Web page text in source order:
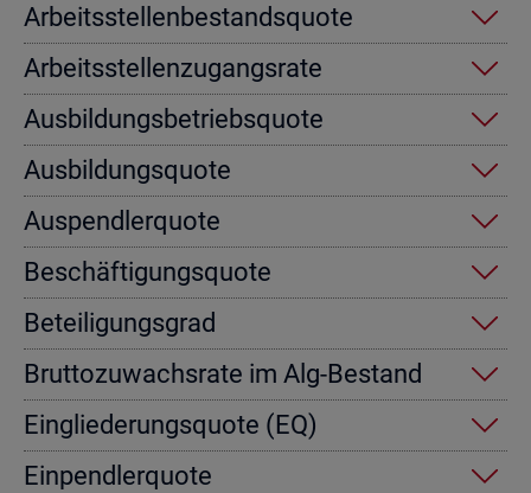
Ar­beits­stel­len­be­stands­quo­te
Ar­beits­stel­len­zu­gangs­ra­te
Aus­bil­dungs­be­triebs­quo­te
Aus­bil­dungs­quo­te
Aus­pend­ler­quo­te
Be­schäf­ti­gungs­quo­te
Be­tei­li­gungs­grad
Brut­to­zu­wachs­ra­te im Alg-Be­stand
Ein­glie­de­rungs­quo­te (EQ)
Ein­pend­ler­quo­te